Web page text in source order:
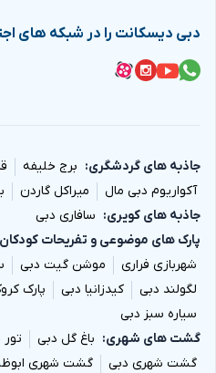
دبی دیسکانت را در شبکه های
جاذبه های گردشگری برج خلیفه
آکواریوم دبی مال
میراکل گاردن
جاذبه های کویری
سافاری دبی
پارک های موضوعی و تفریحات کودکان
شهربازی فراری
موشن گیت دبی
لگولند دبی
کیدزانیا دبی پارک
سیاره سبز دبی
گشت های شهری
باغ گل دبی
گشت شهری دبی
گشت شهری